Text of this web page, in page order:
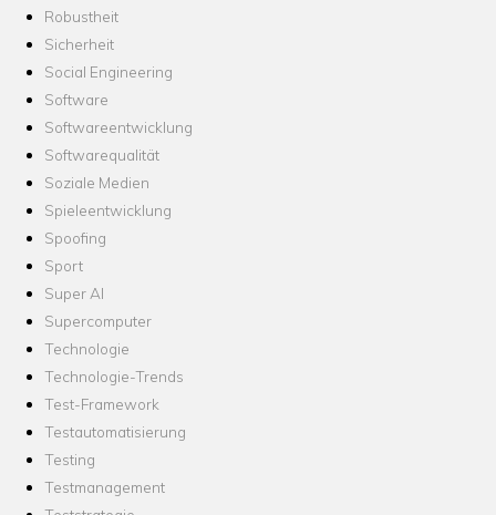
Robustheit
Sicherheit
Social Engineering
Software
Softwareentwicklung
Softwarequalität
Soziale Medien
Spieleentwicklung
Spoofing
Sport
Super AI
Supercomputer
Technologie
Technologie-Trends
Test-Framework
Testautomatisierung
Testing
Testmanagement